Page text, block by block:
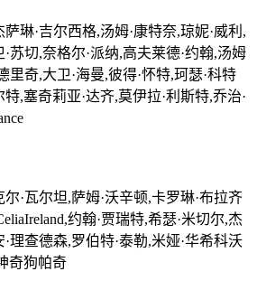
琳·吉尔西格,汤姆·康特奈,琼妮·威利,
苏切,奈格尔·派纳,高夫莱德·约翰,汤姆
里奇,大卫·海曼,彼得·怀特,珂瑟·科特
特,塞奇莉亚·达齐,莫伊拉·利斯特,乔治·
·瓦尔坦,萨姆·沃辛顿,卡罗琳·布拉齐
约翰·贾瑞特,希瑟·米切尔,杰
·理查德森,罗伯特·泰勒,米娅·华希科沃
奇狗帕奇